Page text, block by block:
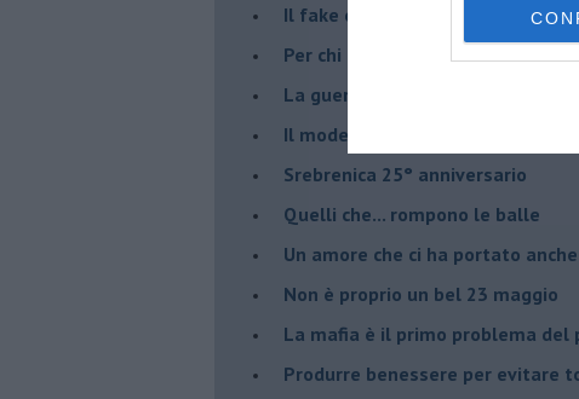
​Il fake e la mafia
Per chi combatte la mafia è l'ora
La guerra nell'ex Jugoslavia, se
Il modello da seguire per gli Stati
Srebrenica 25° anniversario
Quelli che... rompono le balle
Un amore che ci ha portato
Non è proprio un bel 23 maggio
La mafia è il primo problema del
Produrre benessere per evitare